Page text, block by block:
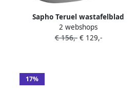
Sapho Teruel wastafelblad
keramiek 59x39 cm wit
2 webshops
€ 156,-€ 129,-
17%